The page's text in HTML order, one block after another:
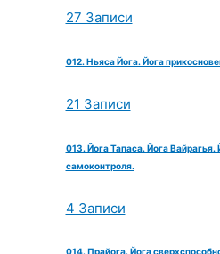
27 Записи
012. Ньяса Йога. Йога
21 Записи
013. Йога Тапаса. Йога
самоконтроля.
4 Записи
014. Прайога. Йога